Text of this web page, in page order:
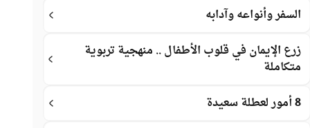
السفر وأنواعه وآدابه
زرع الإيمان في قلوب الأطفال .. منهجية تربوية
متكاملة
8 أمور لعطلة سعيدة